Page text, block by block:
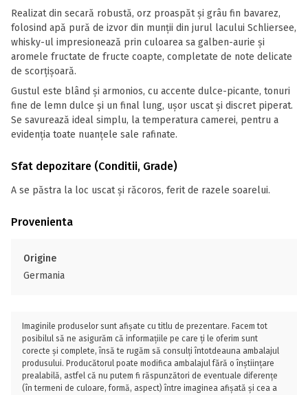
Realizat din secară robustă, orz proaspăt și grâu fin bavarez,
folosind apă pură de izvor din munții din jurul lacului Schliersee,
whisky-ul impresionează prin culoarea sa galben-aurie și
aromele fructate de fructe coapte, completate de note delicate
de scorțișoară.
Gustul este blând și armonios, cu accente dulce-picante, tonuri
fine de lemn dulce și un final lung, ușor uscat și discret piperat.
Se savurează ideal simplu, la temperatura camerei, pentru a
evidenția toate nuanțele sale rafinate.
Sfat depozitare (Conditii, Grade)
A se păstra la loc uscat și răcoros, ferit de razele soarelui.
Provenienta
Origine
Germania
Imaginile produselor sunt afișate cu titlu de prezentare. Facem tot
posibilul să ne asigurăm că informațiile pe care ți le oferim sunt
corecte și complete, însă te rugăm să consulți întotdeauna ambalajul
produsului. Producătorul poate modifica ambalajul fără o înștiințare
prealabilă, astfel că nu putem fi răspunzători de eventuale diferențe
(în termeni de culoare, formă, aspect) între imaginea afișată și cea a